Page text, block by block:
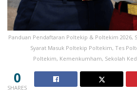
Panduan Pendaftaran Poltekip & Poltekim 2026,
Syarat Masuk Poltekip Poltekim, Tes
Poltekim, Kemenkumham, Sekolah
0
SHARES